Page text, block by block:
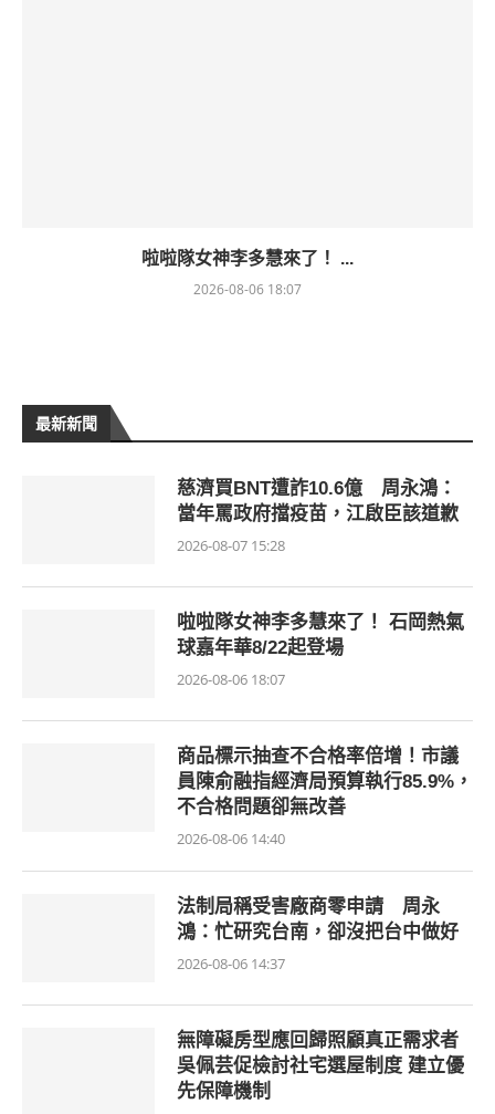
啦啦隊女神李多慧來了！ ...
2026-08-06 18:07
最新新聞
慈濟買BNT遭詐10.6億 周永鴻：
當年罵政府擋疫苗，江啟臣該道歉
2026-08-07 15:28
啦啦隊女神李多慧來了！ 石岡熱氣
球嘉年華8/22起登場
2026-08-06 18:07
商品標示抽查不合格率倍增！市議
員陳俞融指經濟局預算執行85.9%，
不合格問題卻無改善
2026-08-06 14:40
法制局稱受害廠商零申請 周永
鴻：忙研究台南，卻沒把台中做好
2026-08-06 14:37
無障礙房型應回歸照顧真正需求者
吳佩芸促檢討社宅選屋制度 建立優
先保障機制